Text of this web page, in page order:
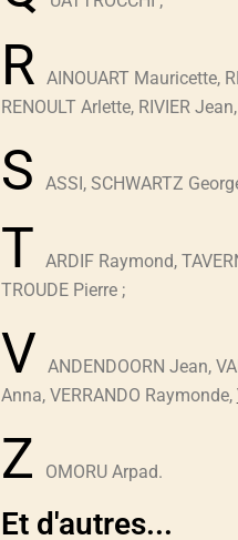
R AINOUART Mauricette,
RENOULT Arlette, RIVIER
S ASSI, SCHWARTZ
T ARDIF Raymond,
TROUDE Pierre ;
V ANDENDOORN Jean,
Anna, VERRANDO Raymonde,
Z OMORU Arpad.
Et d'autres...